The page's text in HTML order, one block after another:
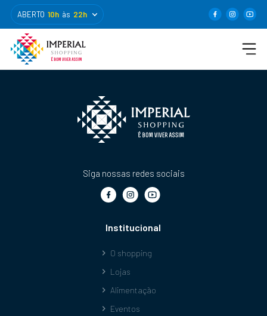
ABERTO 10h às 22h
Siga nossas redes sociais
Institucional
O shopping
Lojas
Alimentação
Eventos